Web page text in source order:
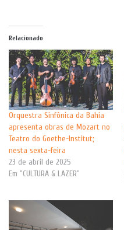
Relacionado
Orquestra Sinfônica da Bahia
apresenta obras de Mozart no
Teatro do Goethe-Institut;
nesta sexta-feira
23 de abril de 2025
Em "CULTURA & LAZER"